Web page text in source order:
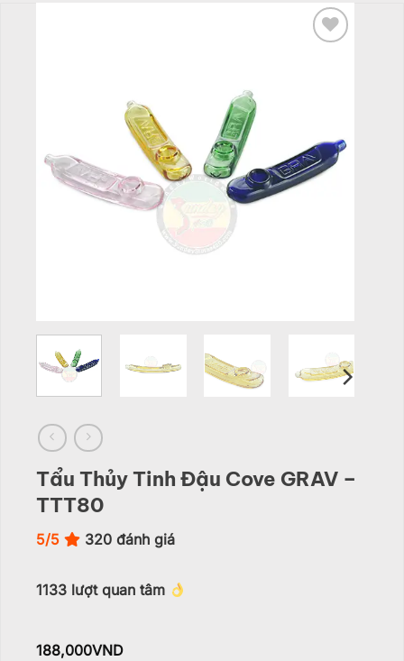
Tẩu Thủy Tinh Đậu Cove GRAV –
TTT80
5/5 320 đánh giá
1133 lượt quan tâm
188,000VND